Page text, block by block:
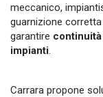
meccanico,
guarnizione
garantire
impianti
Carrara propone